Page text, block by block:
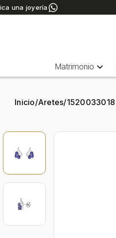
una joyería
Matrimonio expand_more
Inicio/Aretes/1520033018